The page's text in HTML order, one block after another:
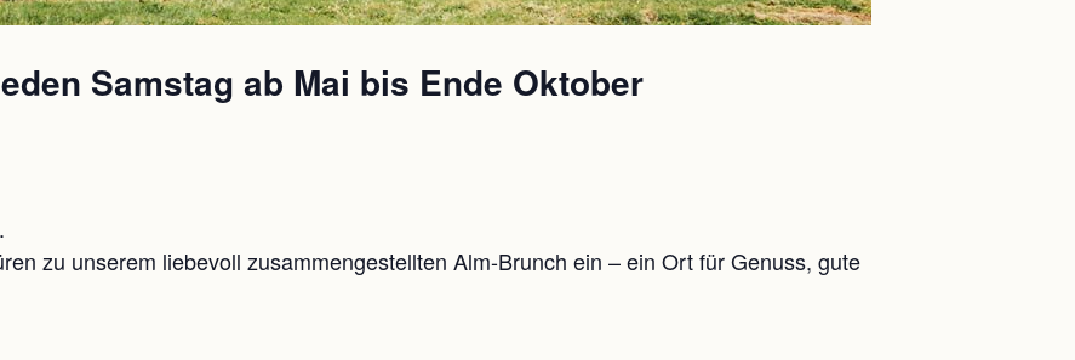
Samstag ab Mai bis Ende Oktober
zu unserem liebevoll zusammengestellten Alm-Brunch ein – ein Ort für Genuss, gute